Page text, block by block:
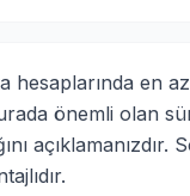
hesaplarında en
önemli olan
açıklamanızdır.